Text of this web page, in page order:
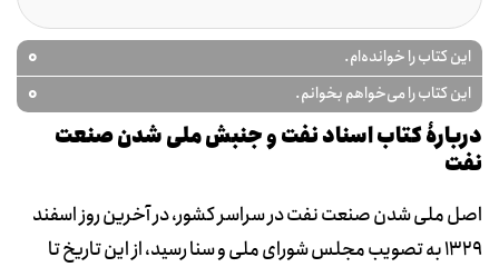
این کتاب را خوانده‌ام. 0
این کتاب را می‌خواهم بخوانم. 0
دربارۀ کتاب اسناد نفت و جنبش ملی شدن صنعت
نفت
اصل ملی شدن صنعت نفت در سراسر کشور، در آخرین روز اسفند
1329 به تصویب مجلس شورای ملی و سنا رسید، از این تاریخ تا